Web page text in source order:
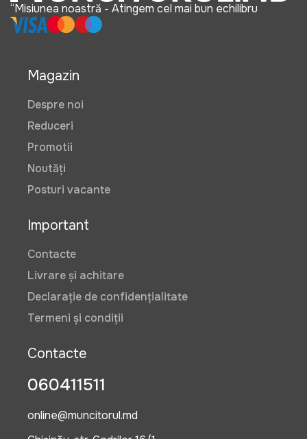
“Misiunea noastră - Atingem cel mai bun echilibru
Magazin
Despre noi
Reduceri
Promotii
Noutăți
Posturi vacante
Important
Contacte
Livrare și achitare
Declarație de confidențialitate
Termeni și condiții
Contacte
060411511
online@muncitorul.md